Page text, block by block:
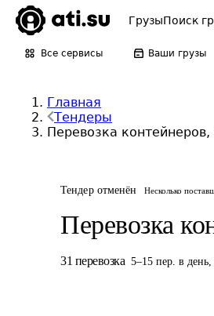
ГрузыПоиск
Все сервисы Ваши грузы
Главная
Тендеры
Перевозка контейнеров,
Тендер отменён Несколько
Перевозка
31 перевозка 5–15 пер. в день,